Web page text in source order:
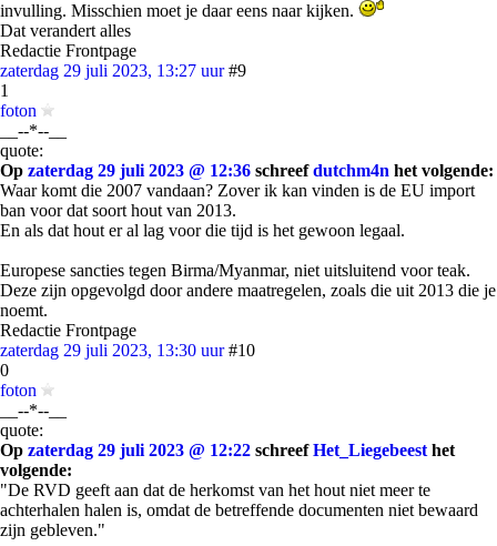
invulling. Misschien moet je daar eens naar kijken.
Dat verandert alles
Redactie Frontpage
zaterdag 29 juli 2023, 13:27 uur #9
1
foton
__--*--__
quote:
Op zaterdag 29 juli 2023 @ 12:36 schreefdutchm4n het volgende:
Waar komt die 2007 vandaan? Zover ik kan vinden is de EU import
ban voor dat soort hout van 2013.
En als dat hout er al lag voor die tijd is het gewoon legaal.
Europese sancties tegen Birma/Myanmar, niet uitsluitend voor teak.
Deze zijn opgevolgd door andere maatregelen, zoals die uit 2013 die je
noemt.
Redactie Frontpage
zaterdag 29 juli 2023, 13:30 uur #10
0
foton
__--*--__
quote:
Op zaterdag 29 juli 2023 @ 12:22 schreefHet_Liegebeest het
volgende:
"De RVD geeft aan dat de herkomst van het hout niet meer te
achterhalen halen is, omdat de betreffende documenten niet bewaard
zijn gebleven."